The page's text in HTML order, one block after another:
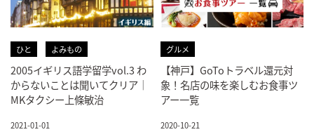
ひと よみもの
2005イギリス語学留学vol.3 わ
からないことは聞いてクリア｜
MKタクシー上條敏治
2021-01-01
グルメ
【神戸】GoToトラベル還元対
象！名店の味を楽しむお食事ツ
アー一覧
2020-10-21